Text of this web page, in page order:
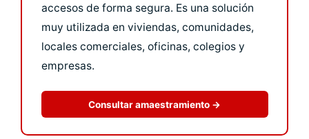
accesos de forma segura. Es una solución
muy utilizada en viviendas, comunidades,
locales comerciales, oficinas, colegios y
empresas.
Consultar amaestramiento →